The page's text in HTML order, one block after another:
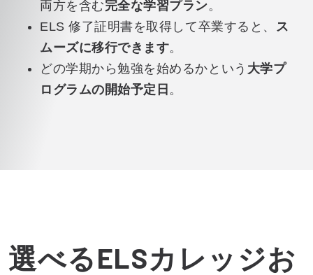
両方を含む完全な学習プラン。
ELS 修了証明書を取得して卒業すると、
ス
ムーズに移行できます。
どの学期から勉強を始めるかという 大学プ
ログラムの開始予定日 。
選べるELSカレッジお